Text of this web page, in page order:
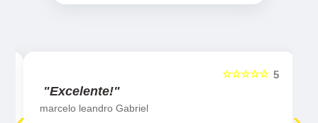
5
☆☆☆☆☆
"Excelente!"
marcelo leandro Gabriel